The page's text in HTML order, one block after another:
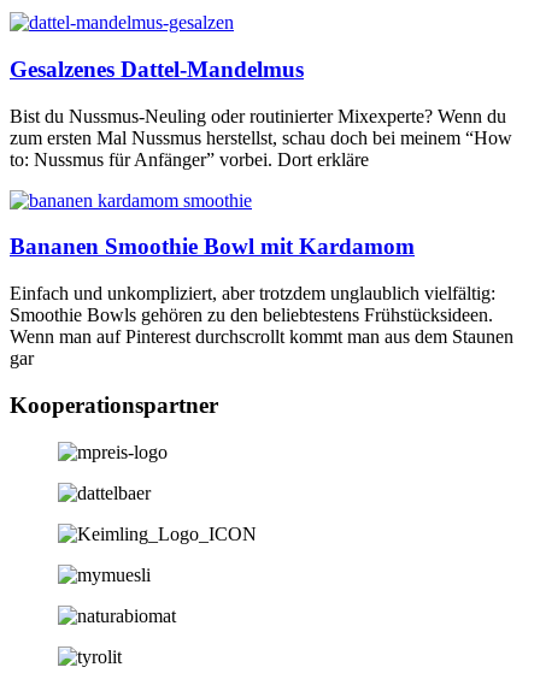
Gesalzenes Dattel-Mandelmus
Bist du Nussmus-Neuling oder routinierter Mixexperte? Wenn du
zum ersten Mal Nussmus herstellst, schau doch bei meinem “How
to: Nussmus für Anfänger” vorbei. Dort erkläre
Bananen Smoothie Bowl mit Kardamom
Einfach und unkompliziert, aber trotzdem unglaublich vielfältig:
Smoothie Bowls gehören zu den beliebtestens Frühstücksideen.
Wenn man auf Pinterest durchscrollt kommt man aus dem Staunen
gar
Kooperationspartner